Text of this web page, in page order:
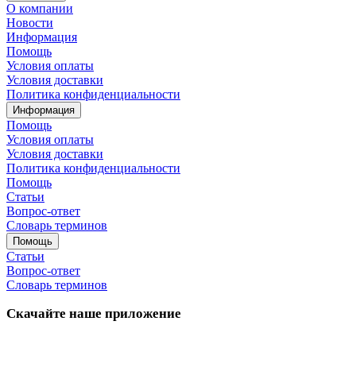
О компании
Новости
Информация
Помощь
Условия оплаты
Условия доставки
Политика конфиденциальности
Информация
Помощь
Условия оплаты
Условия доставки
Политика конфиденциальности
Помощь
Статьи
Вопрос-ответ
Словарь терминов
Помощь
Статьи
Вопрос-ответ
Словарь терминов
Скачайте наше приложение